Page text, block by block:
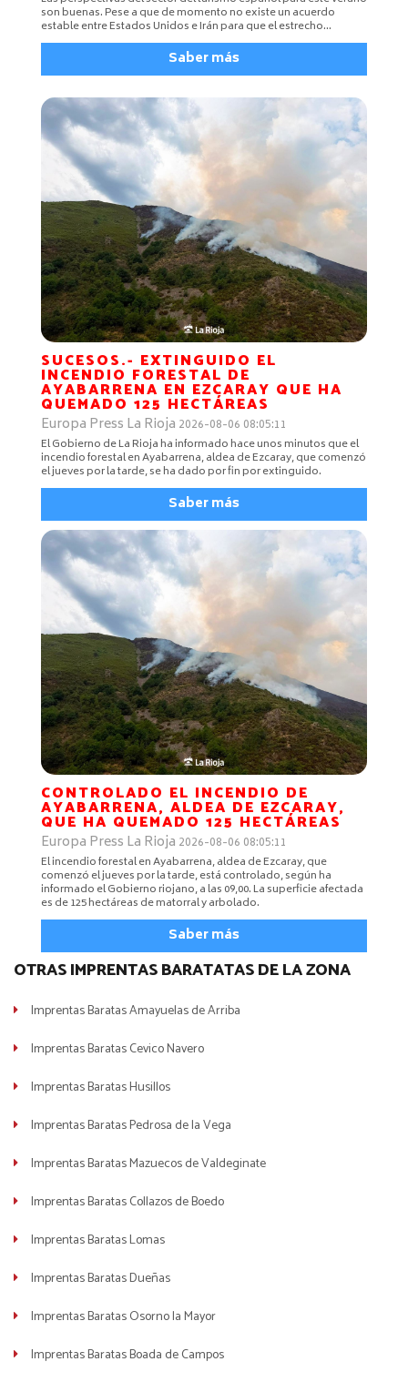
son buenas. Pese a que de momento no existe un acuerdo
estable entre Estados Unidos e Irán para que el estrecho...
Saber más
SUCESOS.- EXTINGUIDO EL
INCENDIO FORESTAL DE
AYABARRENA EN EZCARAY QUE HA
QUEMADO 125 HECTÁREAS
Europa Press La Rioja 2026-08-06 08:05:11
El Gobierno de La Rioja ha informado hace unos minutos que el
incendio forestal en Ayabarrena, aldea de Ezcaray, que comenzó
el jueves por la tarde, se ha dado por fin por extinguido.
Saber más
CONTROLADO EL INCENDIO DE
AYABARRENA, ALDEA DE EZCARAY,
QUE HA QUEMADO 125 HECTÁREAS
Europa Press La Rioja 2026-08-06 08:05:11
El incendio forestal en Ayabarrena, aldea de Ezcaray, que
comenzó el jueves por la tarde, está controlado, según ha
informado el Gobierno riojano, a las 09,00. La superficie afectada
es de 125 hectáreas de matorral y arbolado.
Saber más
OTRAS IMPRENTAS BARATATAS DE LA ZONA
Imprentas Baratas Amayuelas de Arriba
Imprentas Baratas Cevico Navero
Imprentas Baratas Husillos
Imprentas Baratas Pedrosa de la Vega
Imprentas Baratas Mazuecos de Valdeginate
Imprentas Baratas Collazos de Boedo
Imprentas Baratas Lomas
Imprentas Baratas Dueñas
Imprentas Baratas Osorno la Mayor
Imprentas Baratas Boada de Campos